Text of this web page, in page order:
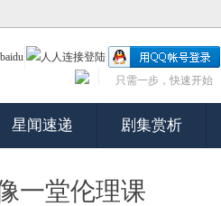
只需一步，快速开始
星闻速递 剧集赏析
一堂伦理课